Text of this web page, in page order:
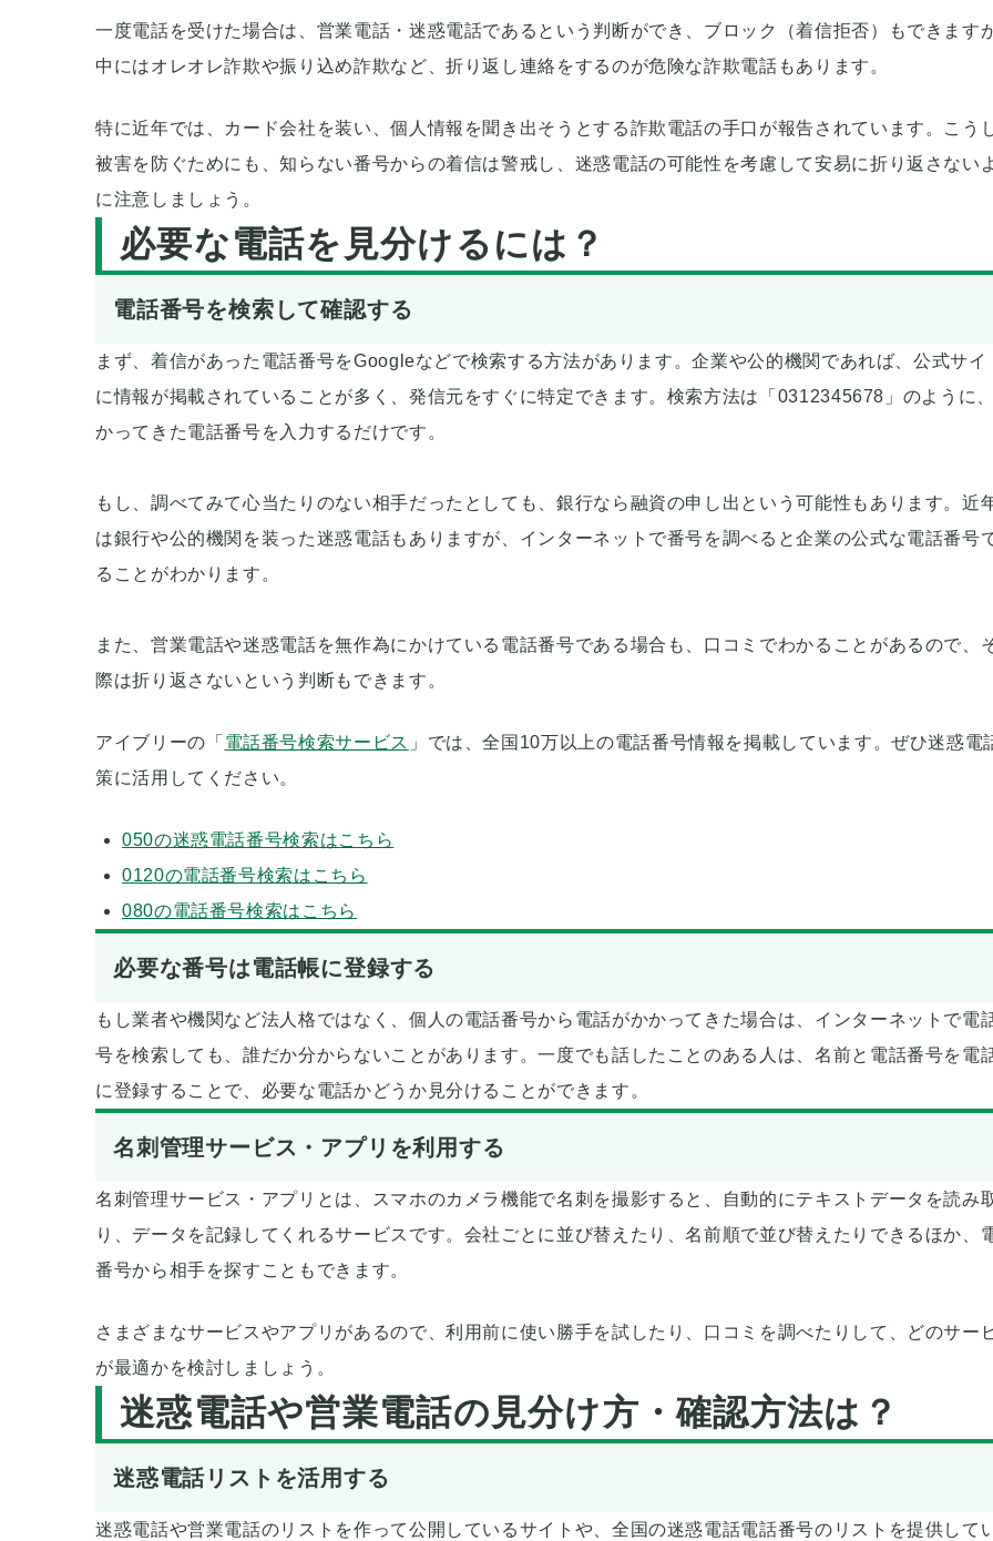
一度電話を受けた場合は、営業電話・迷惑電話であるという判断ができ、ブロック（着信拒否）もできますが
中にはオレオレ詐欺や振り込め詐欺など、折り返し連絡をするのが危険な詐欺電話もあります。
特に近年では、カード会社を装い、個人情報を聞き出そうとする詐欺電話の手口が報告されています。こう
被害を防ぐためにも、知らない番号からの着信は警戒し、迷惑電話の可能性を考慮して安易に折り返さない
に注意しましょう。
必要な電話を見分けるには？
電話番号を検索して確認する
まず、着信があった電話番号をGoogleなどで検索する方法があります。企業や公的機関であれば、公式サイ
に情報が掲載されていることが多く、発信元をすぐに特定できます。検索方法は「0312345678」のように
かってきた電話番号を入力するだけです。
もし、調べてみて心当たりのない相手だったとしても、銀行なら融資の申し出という可能性もあります。近
は銀行や公的機関を装った迷惑電話もありますが、インターネットで番号を調べると企業の公式な電話番号
ることがわかります。
また、営業電話や迷惑電話を無作為にかけている電話番号である場合も、口コミでわかることがあるので、
際は折り返さないという判断もできます。
アイブリーの「 電話番号検索サービス 」では、全国10万以上の電話番号情報を掲載しています。ぜひ迷惑電
策に活用してください。
050の迷惑電話番号検索はこちら
0120の電話番号検索はこちら
080の電話番号検索はこちら
必要な番号は電話帳に登録する
もし業者や機関など法人格ではなく、個人の電話番号から電話がかかってきた場合は、インターネットで電
号を検索しても、誰だか分からないことがあります。一度でも話したことのある人は、名前と電話番号を電
に登録することで、必要な電話かどうか見分けることができます。
名刺管理サービス・アプリを利用する
名刺管理サービス・アプリとは、スマホのカメラ機能で名刺を撮影すると、自動的にテキストデータを読み
り、データを記録してくれるサービスです。会社ごとに並び替えたり、名前順で並び替えたりできるほか、
番号から相手を探すこともできます。
さまざまなサービスやアプリがあるので、利用前に使い勝手を試したり、口コミを調べたりして、どのサー
が最適かを検討しましょう。
迷惑電話や営業電話の見分け方・確認方法は？
迷惑電話リストを活用する
迷惑電話や営業電話のリストを作って公開しているサイトや、全国の迷惑電話電話番号のリストを提供して